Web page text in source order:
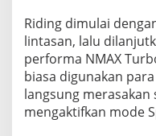
Riding dimulai
lintasan, lalu
performa NMAX
biasa digunakan
langsung merasakan
mengaktifkan mode